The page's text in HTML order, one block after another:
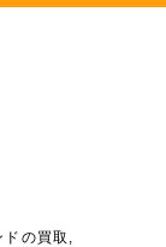
ドの買取,